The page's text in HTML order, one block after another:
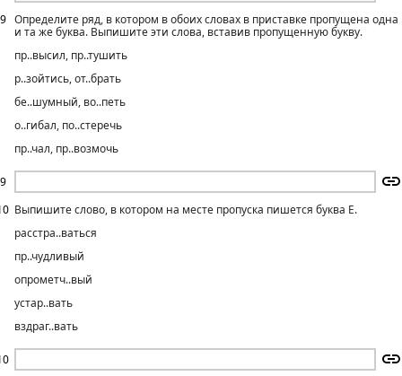
9
9
Определите ряд, в котором в обоих словах в приставке пропущена одна
и та же буква. Выпишите эти слова, вставив пропущенную букву.
пр..высил, пр..тушить
р..зойтись, от..брать
бе..шумный, во..петь
о..гибал, по..стеречь
пр..чал, пр..возмочь
Выпишите слово, в котором на месте пропуска пишется буква Е.
расстра..ваться
пр..чудливый
опрометч..вый
устар..вать
вздраг..вать